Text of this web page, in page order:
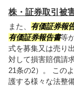
株・証券取引被
また、 有価証券報
有価証券報告書等
式を募集又は売り
対して損害賠償請
21条の2）。 この
護する様々な法整